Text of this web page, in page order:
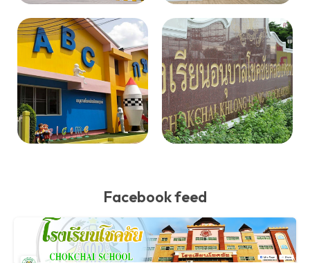
Facebook feed